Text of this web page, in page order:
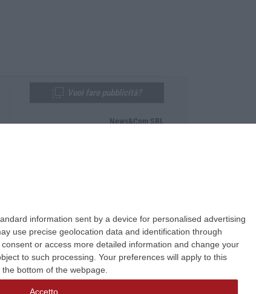
information sent by a device for personalised advertising
use precise geolocation data and identification through
or access more detailed information and change your
to such processing. Your preferences will apply to this
bottom of the webpage.
Accetto
News&Com SRL